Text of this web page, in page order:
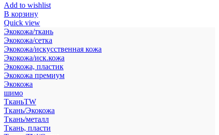
Add to wishlist
В корзину
Quick view
Экокожа/ткань
Экокожа/сетка
Экокожа/искусственная кожа
Экокожа/иск.кожа
Экокожа, пластик
Экокожа премиум
Экокожа
шимо
ТканьTW
Ткань/Экокожа
Ткань/металл
Ткань, пласти